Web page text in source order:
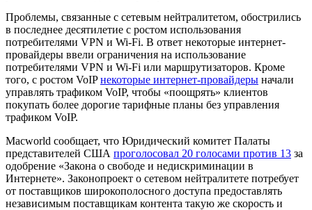
Проблемы, связанные с сетевым нейтралитетом, обострились
в последнее десятилетие с ростом использования
потребителями VPN и Wi-Fi. В ответ некоторые интернет-
провайдеры ввели ограничения на использование
потребителями VPN и Wi-Fi или маршрутизаторов. Кроме
того, с ростом VoIPнекоторые интернет-провайдеры начали
управлять трафиком VoIP, чтобы «поощрять» клиентов
покупать более дорогие тарифные планы без управления
трафиком VoIP.
Macworld сообщает, что Юридический комитет Палаты
представителей США проголосовал 20 голосами против 13 за
одобрение «Закона о свободе и недискриминации в
Интернете». Законопроект о сетевом нейтралитете потребует
от поставщиков широкополосного доступа предоставлять
независимым поставщикам контента такую же скорость и